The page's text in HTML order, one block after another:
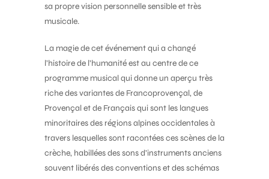
sa propre vision personnelle sensible et très
musicale.
La magie de cet événement qui a changé
l’histoire de l’humanité est au centre de ce
programme musical qui donne un aperçu très
riche des variantes de Francoprovençal, de
Provençal et de Français qui sont les langues
minoritaires des régions alpines occidentales à
travers lesquelles sont racontées ces scènes de la
crèche, habillées des sons d’instruments anciens
souvent libérés des conventions et des schémas